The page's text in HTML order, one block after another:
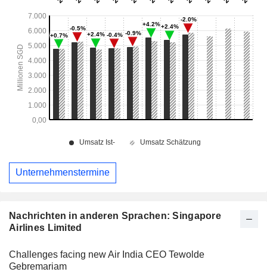
Nachrichten in anderen Sprachen: Singapore
Airlines Limited
Challenges facing new Air India CEO Tewolde
Gebremariam
Unternehmenstermine